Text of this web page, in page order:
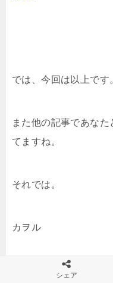
では、今回は以上です
また他の記事であな
てますね。
それでは。
カヲル
シェア